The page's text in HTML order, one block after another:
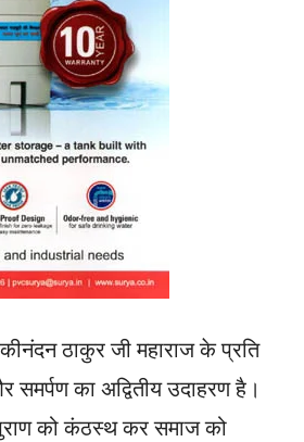
ठाकुर जी महाराज के प्रति
का अद्वितीय उदाहरण है।
को कंठस्थ कर समाज को